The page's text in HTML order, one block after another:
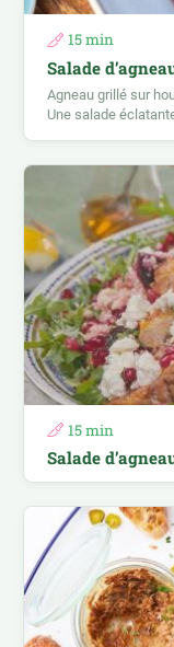
15 min
Salade
Agneau grillé sur
Une salade
15 min
Salade